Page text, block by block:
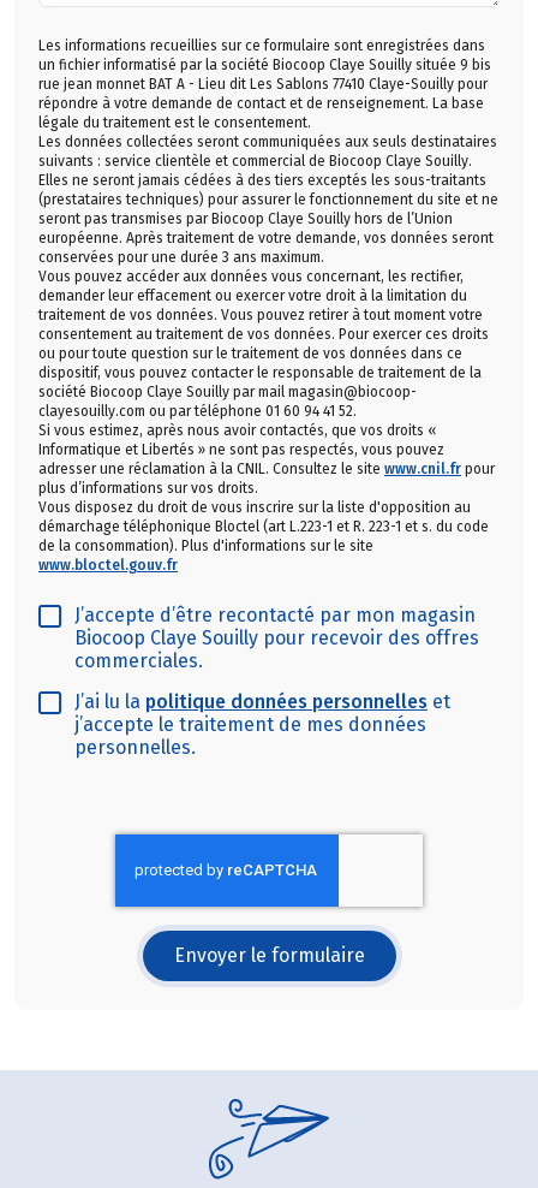
Les informations recueillies sur ce formulaire sont enregistrées dans
un fichier informatisé par la société Biocoop Claye Souilly située 9 bis
rue jean monnet BAT A - Lieu dit Les Sablons 77410 Claye-Souilly pour
répondre à votre demande de contact et de renseignement. La base
légale du traitement est le consentement.
Les données collectées seront communiquées aux seuls destinataires
suivants : service clientèle et commercial de Biocoop Claye Souilly.
Elles ne seront jamais cédées à des tiers exceptés les sous-traitants
(prestataires techniques) pour assurer le fonctionnement du site et ne
seront pas transmises par Biocoop Claye Souilly hors de l’Union
européenne. Après traitement de votre demande, vos données seront
conservées pour une durée 3 ans maximum.
Vous pouvez accéder aux données vous concernant, les rectifier,
demander leur effacement ou exercer votre droit à la limitation du
traitement de vos données. Vous pouvez retirer à tout moment votre
consentement au traitement de vos données. Pour exercer ces droits
ou pour toute question sur le traitement de vos données dans ce
dispositif, vous pouvez contacter le responsable de traitement de la
société Biocoop Claye Souilly par mail magasin@biocoop-
clayesouilly.com ou par téléphone 01 60 94 41 52.
Si vous estimez, après nous avoir contactés, que vos droits «
Informatique et Libertés » ne sont pas respectés, vous pouvez
adresser une réclamation à la CNIL. Consultez le site www.cnil.fr pour
plus d’informations sur vos droits.
Vous disposez du droit de vous inscrire sur la liste d'opposition au
démarchage téléphonique Bloctel (art L.223-1 et R. 223-1 et s. du code
de la consommation). Plus d'informations sur le site
www.bloctel.gouv.fr
J’accepte d’être recontacté par mon magasin
Biocoop Claye Souilly pour recevoir des offres
commerciales.
J’ai lu la politique données personnelles et
j’accepte le traitement de mes données
personnelles.
Envoyer le formulaire